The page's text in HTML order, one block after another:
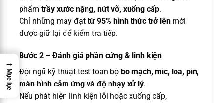
phẩm trầy xước nặng, nứt vỡ, xuống cấp.
Chỉ những máy đạt từ 95% hình thức trở lên mới
được giữ lại để kiểm tra tiếp.
Bước 2 – Đánh giá phần cứng & linh kiện
Đội ngũ kỹ thuật test toàn bộ bo mạch, mic, loa, pin,
màn hình cảm ứng và độ nhạy xử lý.
Nếu phát hiện linh kiện lỗi hoặc xuống cấp,
→
Mục lục